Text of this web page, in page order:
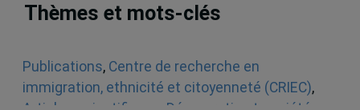
Thèmes et mots-clés
Publications, Centre de recherche en
immigration, ethnicité et citoyenneté (CRIEC),